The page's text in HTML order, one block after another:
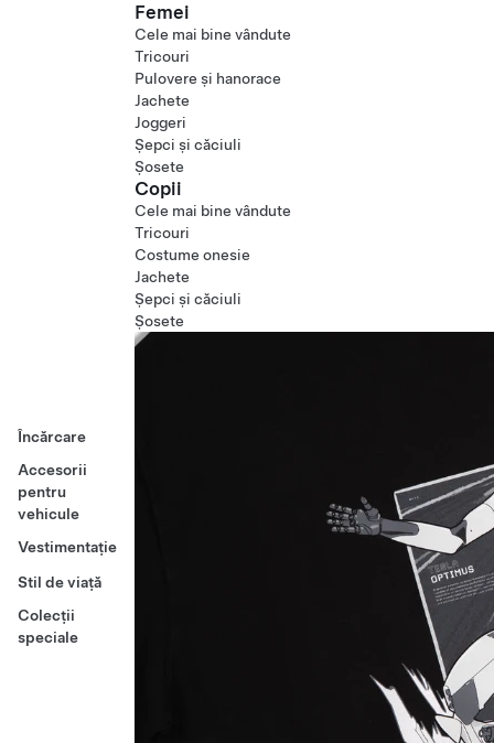
Încărcare
Accesorii
pentru
vehicule
Vestimentație
Stil de viață
Colecții
speciale
Femei
Cele mai bine vândute
Tricouri
Pulovere și hanorace
Jachete
Joggeri
Șepci și căciuli
Șosete
Copii
Cele mai bine vândute
Tricouri
Costume onesie
Jachete
Șepci și căciuli
Șosete